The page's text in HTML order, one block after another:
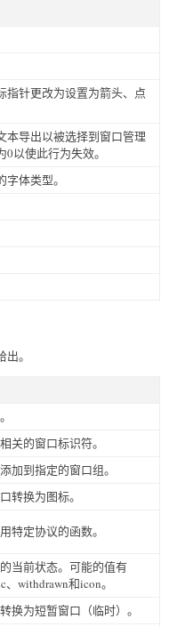
指针更改为设置为箭头、点
本导出以被选择到窗口管理
以使此行为失效。
体类型。
。
关的窗口标识符。
加到指定的窗口组。
转换为图标。
特定协议的函数。
当前状态。可能的值有
withdrawn和icon。
换为短暂窗口（临时）。